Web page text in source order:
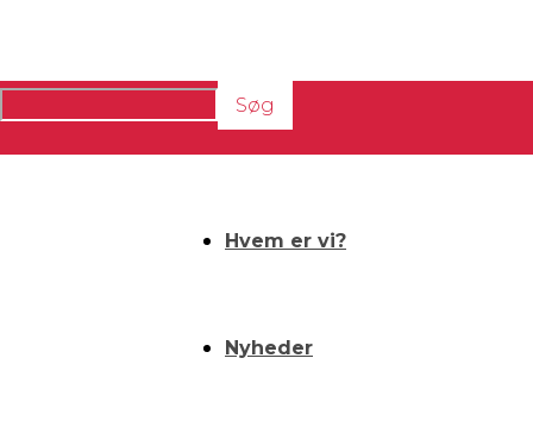
Hvem er vi?
Nyheder